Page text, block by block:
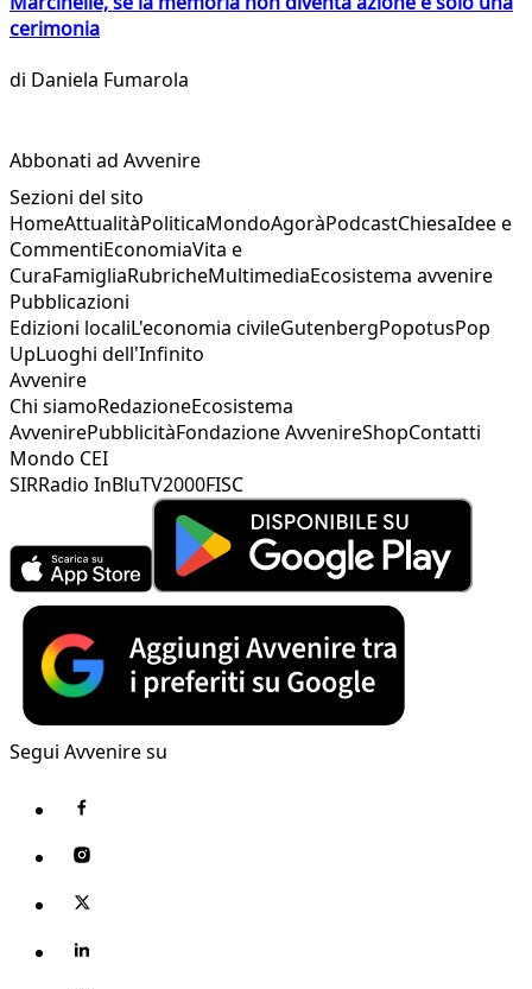
cerimonia
di Daniela Fumarola
Abbonati ad Avvenire
Sezioni del sito
HomeAttualitàPoliticaMondoAgoràPodcastChiesaIdee e
CommentiEconomiaVita e
CuraFamigliaRubricheMultimediaEcosistema avvenire
Pubblicazioni
Edizioni localiL'economia civileGutenbergPopotusPop
UpLuoghi dell'Infinito
Avvenire
Chi siamoRedazioneEcosistema
AvvenirePubblicitàFondazione AvvenireShopContatti
Mondo CEI
SIRRadio InBluTV2000FISC
Segui Avvenire su